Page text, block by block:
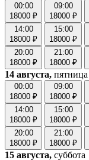
00:00
18000 ₽
09:00
18000 ₽
14:00
18000 ₽
15:00
18000 ₽
20:00
18000 ₽
21:00
18000 ₽
14 августа, пятница
00:00
18000 ₽
09:00
18000 ₽
14:00
18000 ₽
15:00
18000 ₽
20:00
18000 ₽
21:00
18000 ₽
15 августа, суббота